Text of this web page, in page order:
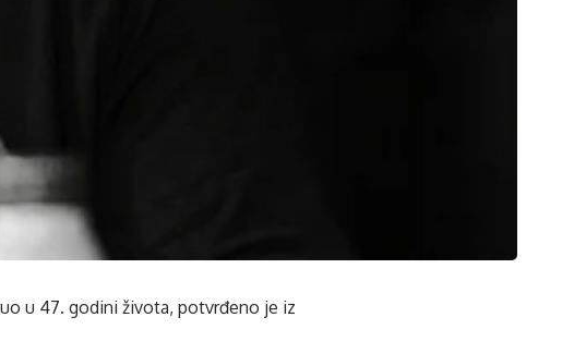
u 47. godini života, potvrđeno je iz